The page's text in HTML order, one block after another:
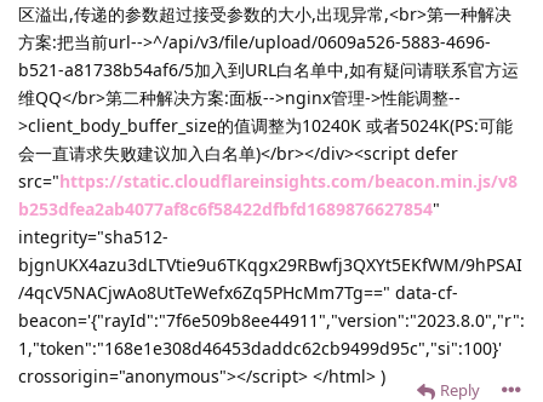
区溢出,传递的参数超过接受参数的大小,出现异常,<br>第一种解决
方案:把当前url-->^/api/v3/file/upload/0609a526-5883-4696-
b521-a81738b54af6/5加入到URL白名单中,如有疑问请联系官方运
维QQ</br>第二种解决方案:面板-->nginx管理->性能调整--
>client_body_buffer_size的值调整为10240K 或者5024K(PS:可能
会一直请求失败建议加入白名单)</br></div><script defer
src="https://static.cloudflareinsights.com/beacon.min.js/v8
b253dfea2ab4077af8c6f58422dfbfd1689876627854"
integrity="sha512-
bjgnUKX4azu3dLTVtie9u6TKqgx29RBwfj3QXYt5EKfWM/9hPSAI
/4qcV5NACjwAo8UtTeWefx6Zq5PHcMm7Tg==" data-cf-
beacon='{"rayId":"7f6e509b8ee44911","version":"2023.8.0","r":
1,"token":"168e1e308d46453daddc62cb9499d95c","si":100}'
crossorigin="anonymous"></script> </html> )
Reply